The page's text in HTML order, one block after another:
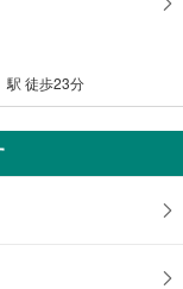
駅 徒歩23分